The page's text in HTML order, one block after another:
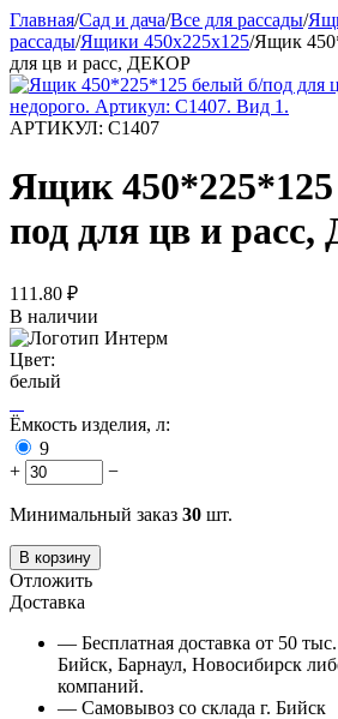
Главная/Сад и дача/Все для рассады/
рассады/Ящики 450х225х125/Ящик
для цв и расс, ДЕКОР
АРТИКУЛ: С1407
Ящик
под для цв и
111.80 ₽
В наличии
Цвет:
белый
Ёмкость изделия, л:
9
+
−
Минимальный заказ 30 шт.
В корзину
Отложить
Доставка
— Бесплатная доставка от 50
Бийск, Барнаул, Новосибирск
компаний.
— Самовывоз со склада г. Бийск